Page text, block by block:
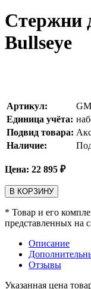
Стержни
Bullseye
Артикул:
Единица учёта:
Подвид товара:
Наличие:
Цена: 22 895 ₽
В КОРЗИНУ
* Товар и его
представленных на
Описание
Отзывы
Указанная цена